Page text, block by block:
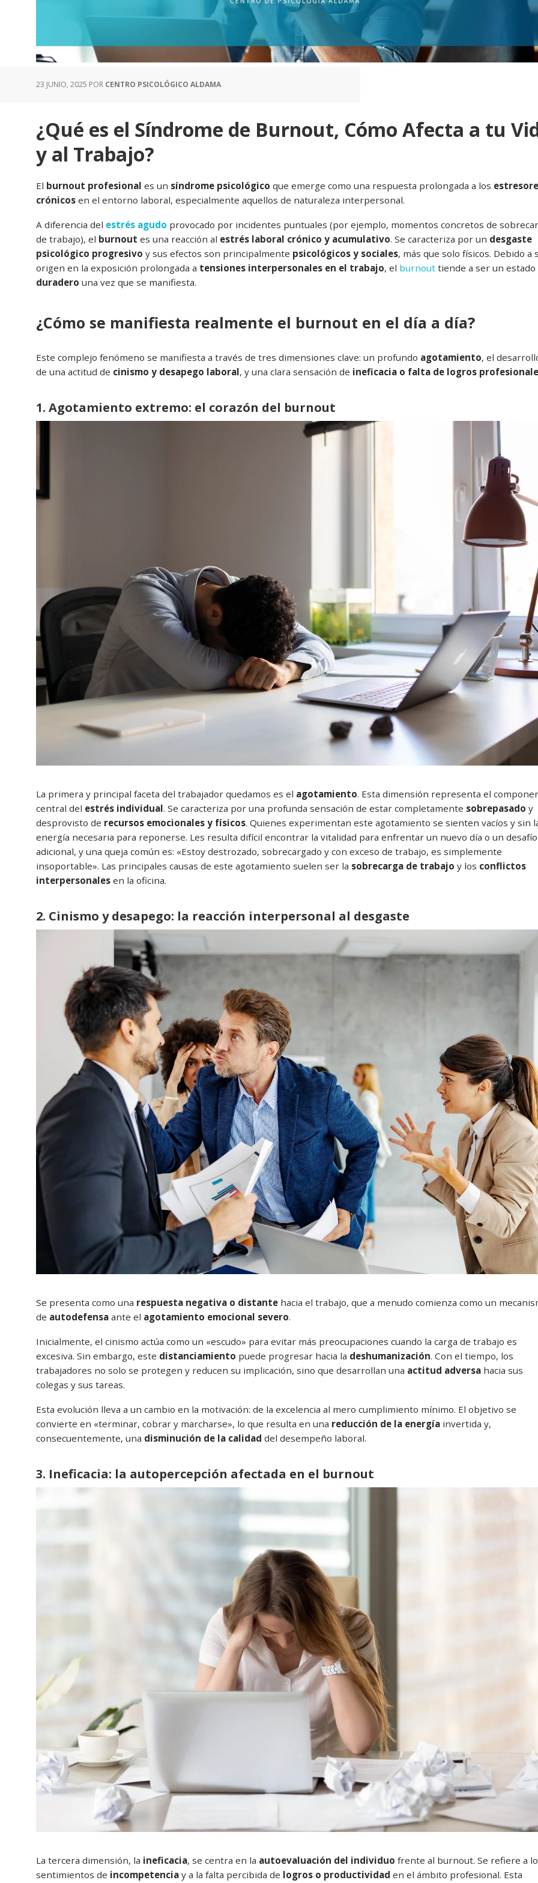
23 JUNIO, 2025 POR CENTRO PSICOLÓGICO ALDAMA
¿Qué es el Síndrome de Burnout, Cómo Afecta a tu
y al Trabajo?
El burnout profesional es un síndrome psicológico que emerge como una respuesta prolongada a los
crónicos en el entorno laboral, especialmente aquellos de naturaleza interpersonal.
A diferencia del estrés agudo provocado por incidentes puntuales (por ejemplo, momentos concretos de
de trabajo), el burnout es una reacción al estrés laboral crónico y acumulativo. Se caracteriza por un desgaste
psicológico progresivo y sus efectos son principalmente psicológicos y sociales, más que solo físicos. Debido a
origen en la exposición prolongada a tensiones interpersonales en el trabajo, el burnout tiende a ser un estado
duradero una vez que se manifiesta.
¿Cómo se manifiesta realmente el burnout en el día a día?
Este complejo fenómeno se manifiesta a través de tres dimensiones clave: un profundo agotamiento, el
de una actitud de cinismo y desapego laboral, y una clara sensación de ineficacia o falta de logros
1. Agotamiento extremo: el corazón del burnout
La primera y principal faceta del trabajador quedamos es el agotamiento. Esta dimensión representa el
central del estrés individual. Se caracteriza por una profunda sensación de estar completamente sobrepasado y
desprovisto de recursos emocionales y físicos. Quienes experimentan este agotamiento se sienten vacíos y sin
energía necesaria para reponerse. Les resulta difícil encontrar la vitalidad para enfrentar un nuevo día o un desafío
adicional, y una queja común es: «Estoy destrozado, sobrecargado y con exceso de trabajo, es simplemente
insoportable». Las principales causas de este agotamiento suelen ser la sobrecarga de trabajo y los conflictos
interpersonales en la oficina.
2. Cinismo y desapego: la reacción interpersonal al desgaste
Se presenta como una respuesta negativa o distante hacia el trabajo, que a menudo comienza como un
de autodefensa ante el agotamiento emocional severo.
Inicialmente, el cinismo actúa como un «escudo» para evitar más preocupaciones cuando la carga de trabajo es
excesiva. Sin embargo, este distanciamiento puede progresar hacia la deshumanización. Con el tiempo, los
trabajadores no solo se protegen y reducen su implicación, sino que desarrollan una actitud adversa hacia sus
colegas y sus tareas.
Esta evolución lleva a un cambio en la motivación: de la excelencia al mero cumplimiento mínimo. El objetivo se
convierte en «terminar, cobrar y marcharse», lo que resulta en una reducción de la energía invertida y,
consecuentemente, una disminución de la calidad del desempeño laboral.
3. Ineficacia: la autopercepción afectada en el burnout
La tercera dimensión, la ineficacia, se centra en la autoevaluación del individuo frente al burnout. Se refiere a
sentimientos de incompetencia y a la falta percibida de logros o productividad en el ámbito profesional. Esta